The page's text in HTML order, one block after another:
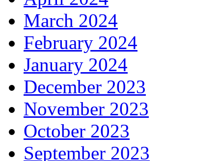
March 2024
February 2024
January 2024
December 2023
November 2023
October 2023
September 2023